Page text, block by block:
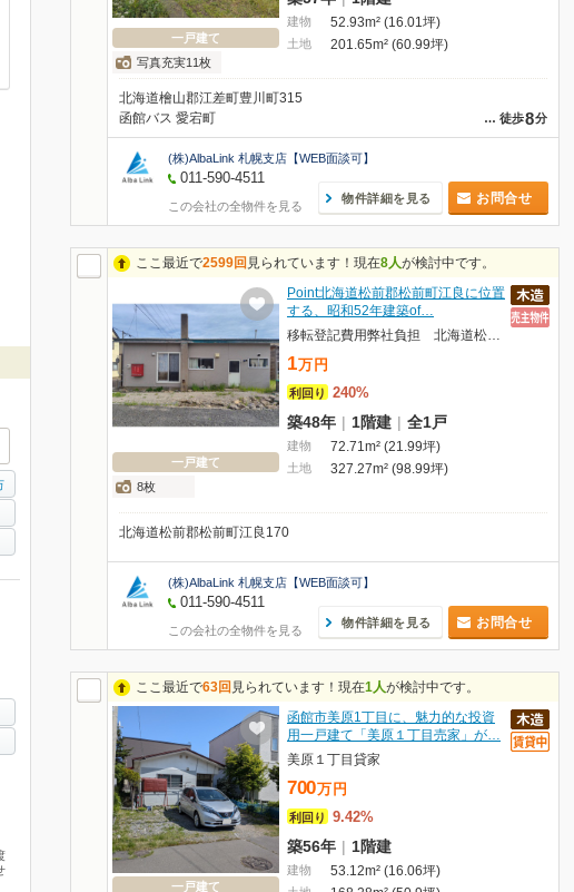
一戸建て
写真充実11枚
建物 52.93m² (16.01坪)
土地 201.65m² (60.99坪)
北海道檜山郡江差町豊川町315
… 徒歩8分
函館バス 愛宕町
(株)AlbaLink 札幌支店【WEB面談可】
011-590-4511
この会社の全物件を見る
物件詳細を見る お問合せ
ここ最近で2599回 見られています！現在8人が検討中です。
一戸建て
8枚
Point北海道松前郡松前町江良に位置
する、昭和52年建築of…
移転登記費用弊社負担 北海道松前郡松前町 平家戸建
1万 円
利回り 240%
築48年 | 1階建 | 全1戸
建物 72.71m² (21.99坪)
土地 327.27m² (98.99坪)
北海道松前郡松前町江良170
(株)AlbaLink 札幌支店【WEB面談可】
011-590-4511
この会社の全物件を見る
物件詳細を見る お問合せ
ここ最近で63回 見られています！現在1人が検討中です。
一戸建て
函館市美原1丁目に、魅力的な投資
用一戸建て「美原１丁目売家」が…
美原１丁目貸家
700万 円
利回り 9.42%
築56年 | 1階建
建物 53.12m² (16.06坪)